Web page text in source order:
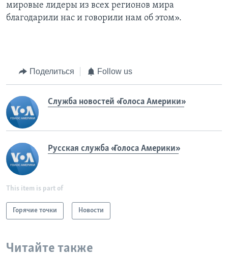
мировые лидеры из всех регионов мира
благодарили нас и говорили нам об этом».
Поделиться Follow us
Служба новостей «Голоса Америки»
Русская служба «Голоса Америки»
This item is part of
Горячие точки Новости
Читайте также